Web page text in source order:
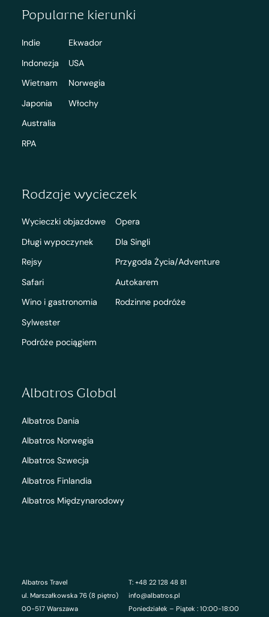
Popularne kierunki
Indie
Indonezja
Wietnam
Japonia
Australia
RPA
Ekwador
USA
Norwegia
Włochy
Albatros Travel
ul. Marszałkowska 76 (8 piętro)
00-517 Warszawa
T: +48 22 128 48 81
info@albatros.pl
Poniedziałek – Piątek : 10:00-18:00
Rodzaje wycieczek
Wycieczki objazdowe
Długi wypoczynek
Rejsy
Safari
Wino i gastronomia
Sylwester
Podróże pociągiem
Opera
Dla Singli
Przygoda Życia/Adventure
Autokarem
Rodzinne podróże
Albatros Global
Albatros Dania
Albatros Norwegia
Albatros Szwecja
Albatros Finlandia
Albatros Międzynarodowy